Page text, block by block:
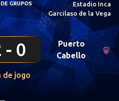
GRUPOS
Estadio Inca
Garcilaso de la Vega
0
Puerto
Cabello
de jogo